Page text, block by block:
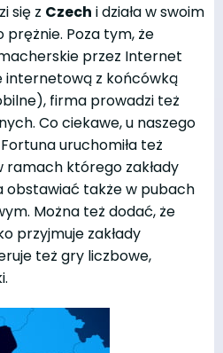
się z Czech i działa w swoim
Poza tym, że
przez Internet
z końcówką
firma prowadzi też
Co ciekawe, u naszego
uruchomiła też
ramach którego zakłady
obstawiać także w pubach
Można też dodać, że
przyjmuje zakłady
też gry liczbowe,